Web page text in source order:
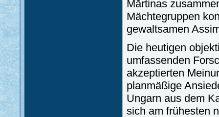
Mărtinas
Mächtegruppen
gewaltsamen
Die heutigen
umfassenden
akzeptierten
planmäßige
Ungarn aus dem
sich am frühesten